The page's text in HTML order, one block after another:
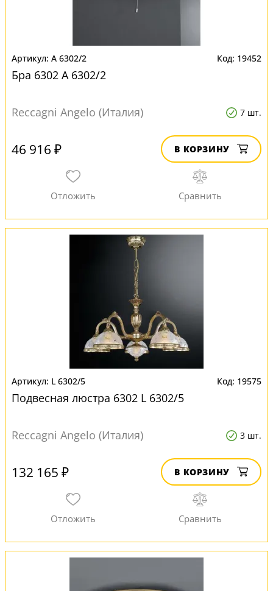
A 6302/2 19452
Бра 6302 A 6302/2
Reccagni Angelo (Италия) 7 шт.
46 916 ₽ В КОРЗИНУ
L 6302/5 19575
Подвесная люстра 6302 L 6302/5
Reccagni Angelo (Италия) 3 шт.
132 165 ₽ В КОРЗИНУ